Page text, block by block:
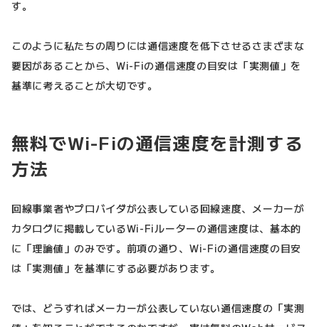
す。
このように私たちの周りには通信速度を低下させるさまざまな
要因があることから、Wi-Fiの通信速度の目安は「実測値」を
基準に考えることが大切です。
無料でWi-Fiの通信速度を計測する
方法
回線事業者やプロバイダが公表している回線速度、メーカーが
カタログに掲載しているWi-Fiルーターの通信速度は、基本的
に「理論値」のみです。前項の通り、Wi-Fiの通信速度の目安
は「実測値」を基準にする必要があります。
では、どうすればメーカーが公表していない通信速度の「実測